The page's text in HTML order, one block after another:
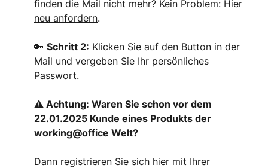
finden die Mail nicht mehr? Kein Problem: Hier
neu anfordern.
🔑 Schritt 2: Klicken Sie auf den Button in der
Mail und vergeben Sie Ihr persönliches
Passwort.
⚠ Achtung: Waren Sie schon vor dem
22.01.2025 Kunde eines Produkts der
working@office Welt?
Dann registrieren Sie sich hier mit Ihrer